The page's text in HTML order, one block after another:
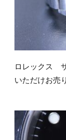
ロレックス
いただけお売